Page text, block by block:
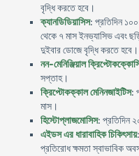
বৃদ্ধি করতে হবে।
ক্যানডিডিয়াসিস: প্রতিদিন
থেকে ৭ মাস ইনভ্যাসিভ এবং
দুইবার ডোজে বৃদ্ধি করতে হবে।
নন-মেনিঞ্জিয়াল
সপ্তাহ।
ক্রিপ্টোকক্কাল মেনিনজাইটিস:
মাস।
হিস্টোপ্লাজমোসিস: প্রতিদিন
এইডস এর ধারাবাহিক চিকিৎসায়
প্রতিরোধ ক্ষমতা স্বাভাবিক